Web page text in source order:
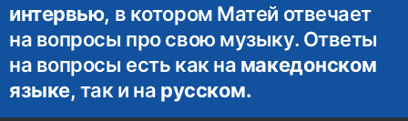
интервью, в котором Матей отвечает
на вопросы про свою музыку. Ответы
на вопросы есть как на македонском
языке, так и на русском.